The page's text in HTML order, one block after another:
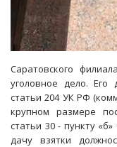
Саратовского
уголовное дело. Его
статьи 204 УК РФ
крупном размере
статьи 30 - пункту
дачу взятки